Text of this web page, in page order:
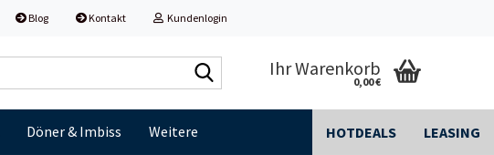
Blog Kontakt Kundenlogin
durchsuchen...
Ihr Warenkorb
0,00 €
Döner & Imbiss HOTDEALS LEASING
Weitere